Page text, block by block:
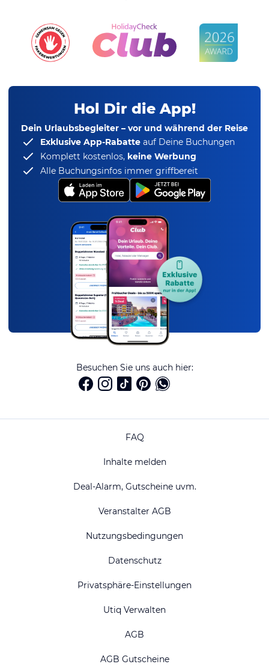
Hol Dir die App!
Dein Urlaubsbegleiter – vor und während der Reise
Exklusive App-Rabatte auf Deine Buchungen
Komplett kostenlos, keine Werbung
Alle Buchungsinfos immer griffbereit
Besuchen Sie uns auch hier:
FAQ
Inhalte melden
Deal-Alarm, Gutscheine uvm.
Veranstalter AGB
Nutzungsbedingungen
Datenschutz
Privatsphäre-Einstellungen
Utiq Verwalten
AGB
AGB Gutscheine